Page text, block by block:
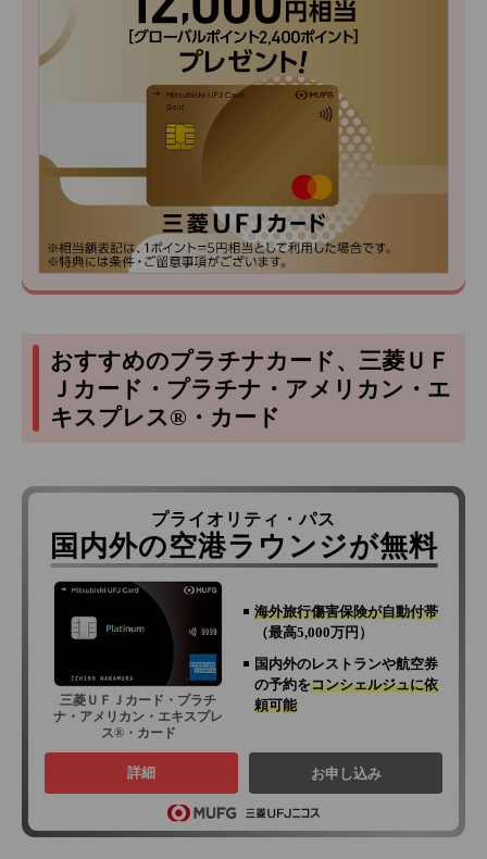
おすすめのプラチナカード、三菱ＵＦ
Ｊカード・プラチナ・アメリカン・エ
キスプレス®・カード
プライオリティ・パス
国内外の空港ラウンジが無料
三菱ＵＦＪカード・プラチ
ナ・アメリカン・エキスプレ
ス®・カード
海外旅行傷害保険が自動付帯
（最高5,000万円）
国内外のレストランや航空券
の予約をコンシェルジュに依
頼可能
詳細 お申し込み